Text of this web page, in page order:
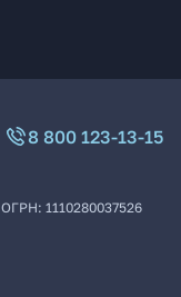
8 800 123-13-15
ОГРН: 1110280037526